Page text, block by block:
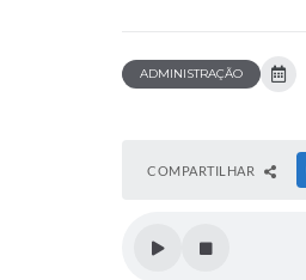
ADMINISTRAÇÃO
COMPARTILHAR